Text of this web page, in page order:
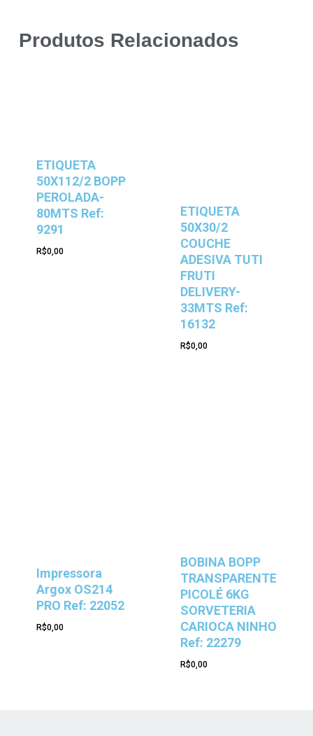
Produtos Relacionados
ETIQUETA
50X112/2 BOPP
PEROLADA-
80MTS Ref:
9291
R$0,00
ETIQUETA
50X30/2
COUCHE
ADESIVA TUTI
FRUTI
DELIVERY-
33MTS Ref:
16132
R$0,00
Impressora
Argox OS214
PRO Ref: 22052
R$0,00
BOBINA BOPP
TRANSPARENTE
PICOLÉ 6KG
SORVETERIA
CARIOCA NINHO
Ref: 22279
R$0,00